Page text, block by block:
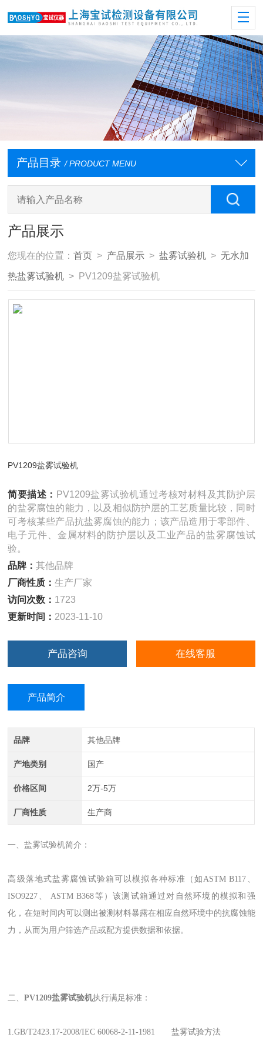
产品目录 / PRODUCT MENU
产品展示
您现在的位置：首页 > 产品展示 >盐雾试验机 > 无水加
热盐雾试验机 > PV1209盐雾试验机
PV1209盐雾试验机
简要描述： PV1209盐雾试验机通过考核对材料及其防护层
的盐雾腐蚀的能力，以及相似防护层的工艺质量比较，同时
可考核某些产品抗盐雾腐蚀的能力；该产品造用于零部件、
电子元件、金属材料的防护层以及工业产品的盐雾腐蚀试
验。
品牌：其他品牌
厂商性质：生产厂家
访问次数： 1723
更新时间： 2023-11-10
产品咨询 在线客服
产品简介
品牌 其他品牌
产地类别 国产
价格区间 2万-5万
厂商性质 生产商
一、盐雾试验机简介：
高级落地式盐雾腐蚀试验箱可以模拟各种标准（如ASTM B117、
ISO9227、 ASTM B368等）该测试箱通过对自然环境的模拟和强
化，在短时间内可以测出被测材料暴露在相应自然环境中的抗腐蚀能
力，从而为用户筛选产品或配方提供数据和依据。
二、PV1209盐雾试验机执行满足标准：
1.GB/T2423.17-2008/IEC 60068-2-11-1981 盐雾试验方法